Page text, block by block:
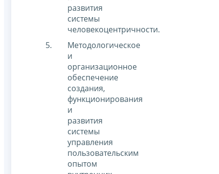
развития
системы
человекоцентричности.
Методологическое
и
организационное
обеспечение
создания,
функционирования
и
развития
системы
управления
пользовательским
опытом